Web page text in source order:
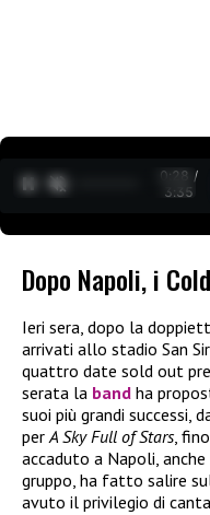
0:29 /
3:35
Dopo Napoli, i
Ieri sera, dopo la
arrivati allo stadio San
quattro date sold out
serata la band ha
suoi più grandi successi,
perA Sky Full of Stars,
accaduto a Napoli,
gruppo, ha fatto salire
avuto il privilegio di